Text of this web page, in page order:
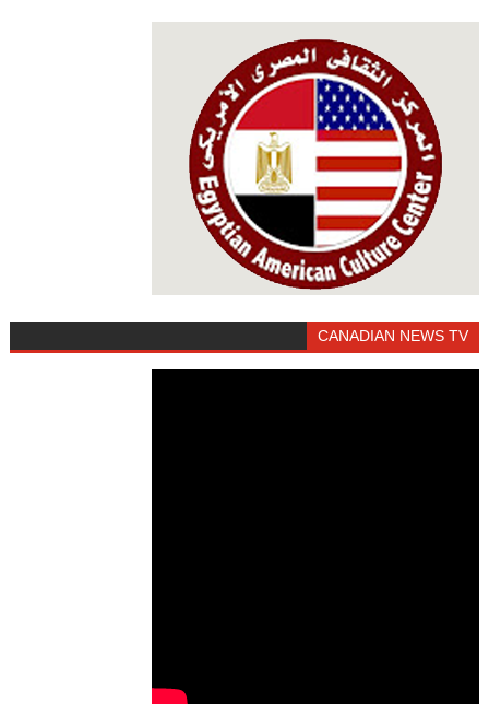
CANADIAN NEWS TV